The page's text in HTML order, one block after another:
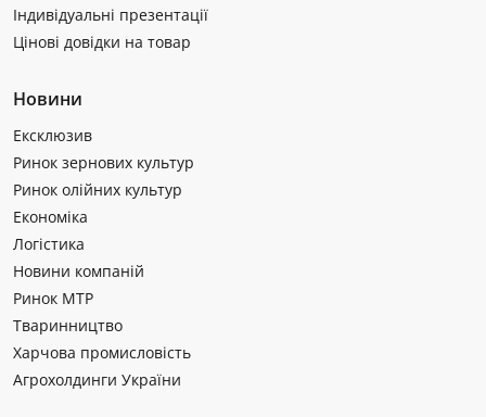
Індивідуальні презентації
Цінові довідки на товар
Новини
Ексклюзив
Ринок зернових культур
Ринок олійних культур
Економіка
Логістика
Новини компаній
Ринок МТР
Тваринництво
Харчова промисловість
Агрохолдинги України